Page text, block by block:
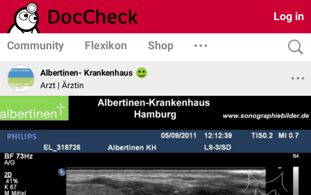
Log in
Community Flexikon Shop
Albertinen- Krankenhaus
Arzt | Ärztin